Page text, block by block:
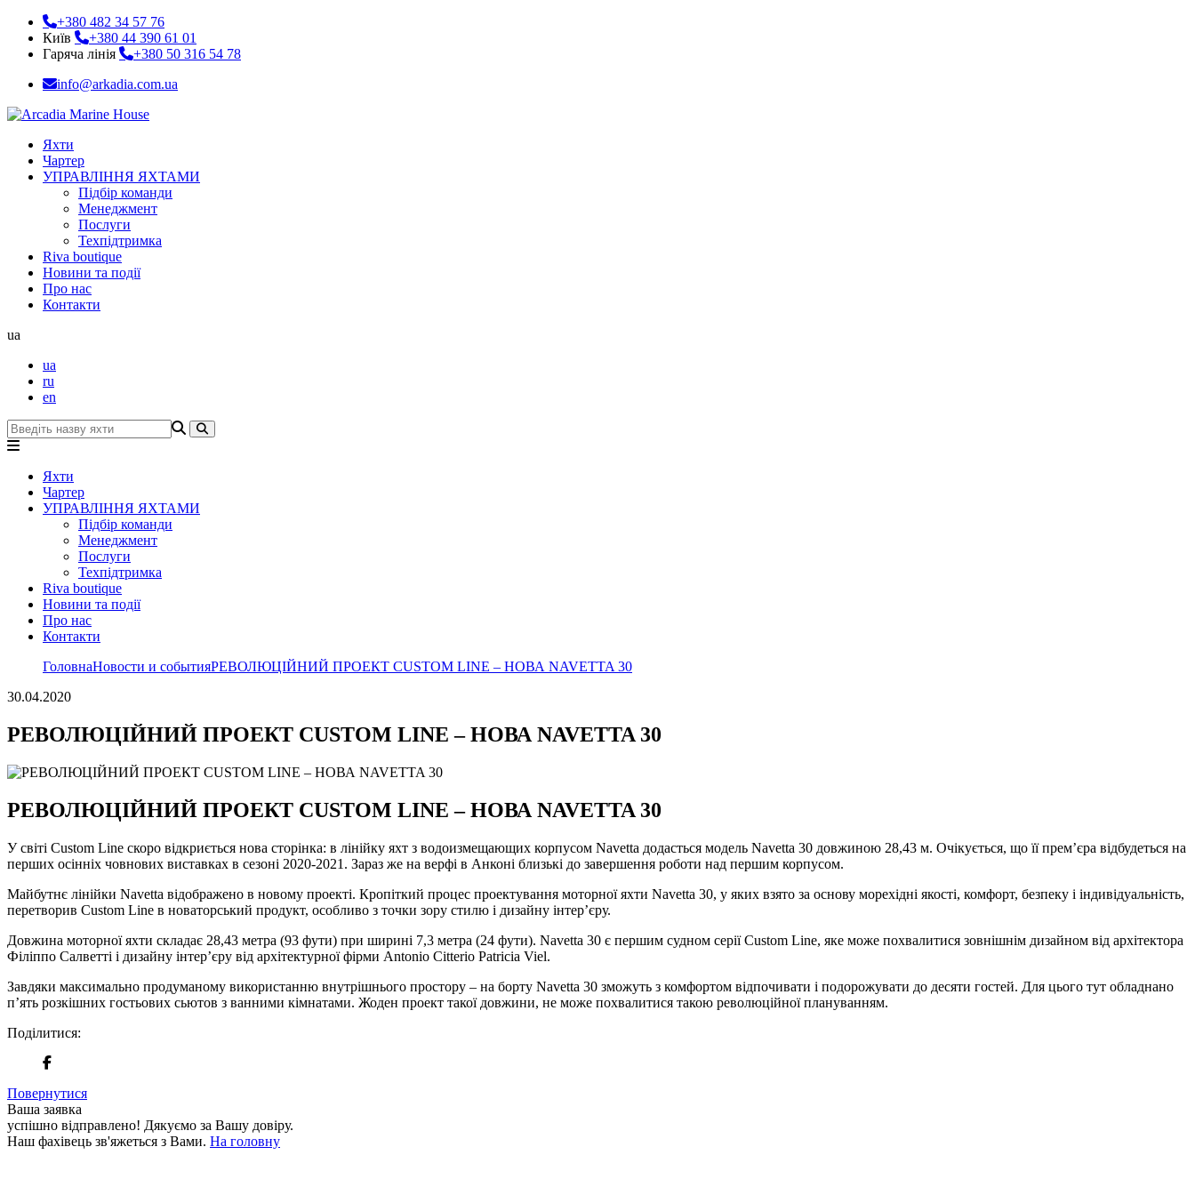
+380 482 34 57 76
Київ
+380 44 390 61 01
Гаряча лінія
+380 50 316 54 78
info@arkadia.com.ua
Яхти
Чартер
УПРАВЛІННЯ ЯХТАМИ
Підбір команди
Менеджмент
Послуги
Техпідтримка
Riva boutique
Новини та події
Про нас
Контакти
ua
ua
ru
en
Яхти
Чартер
УПРАВЛІННЯ ЯХТАМИ
Підбір команди
Менеджмент
Послуги
Техпідтримка
Riva boutique
Новини та події
Про нас
Контакти
ГоловнаНовости и событияРЕВОЛЮЦІЙНИЙ ПРОЕКТ CUSTOM LINE – НОВА NAVETTA 30
30.04.2020
РЕВОЛЮЦІЙНИЙ ПРОЕКТ CUSTOM LINE – НОВА NAVETTA 30
РЕВОЛЮЦІЙНИЙ ПРОЕКТ CUSTOM LINE – НОВА NAVETTA 30
У світі Custom Line скоро відкриється нова сторінка: в лінійку яхт з водоизмещающих корпусом Navetta додасться модель Navetta 30 довжиною 28,43 м. Очікується, що її прем’єра відбудеться на
перших осінніх човнових виставках в сезоні 2020-2021. Зараз же на верфі в Анконі близькі до завершення роботи над першим корпусом.
Майбутнє лінійки Navetta відображено в новому проекті. Кропіткий процес проектування моторної яхти Navetta 30, у яких взято за основу морехідні якості, комфорт, безпеку і індивідуальність,
перетворив Custom Line в новаторський продукт, особливо з точки зору стилю і дизайну інтер’єру.
Довжина моторної яхти складає 28,43 метра (93 фути) при ширині 7,3 метра (24 фути). Navetta 30 є першим судном серії Custom Line, яке може похвалитися зовнішнім дизайном від архітектора
Філіппо Салветті і дизайну інтер’єру від архітектурної фірми Antonio Citterio Patricia Viel.
Завдяки максимально продуманому використанню внутрішнього простору – на борту Navetta 30 зможуть з комфортом відпочивати і подорожувати до десяти гостей. Для цього тут обладнано
п’ять розкішних гостьових сьютов з ванними кімнатами. Жоден проект такої довжини, не може похвалитися такою революційної плануванням.
Поділитися:
Повернутися
Ваша заявка
успішно відправлено! Дякуємо за Вашу довіру.
Наш фахівець зв'яжеться з Вами. На головну